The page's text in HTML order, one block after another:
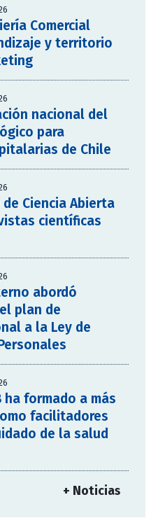
Comercial
y territorio
nacional del
para
de Chile
Ciencia Abierta
científicas
abordó
plan de
a la Ley de
ha formado a más
facilitadores
de la salud
+ Noticias